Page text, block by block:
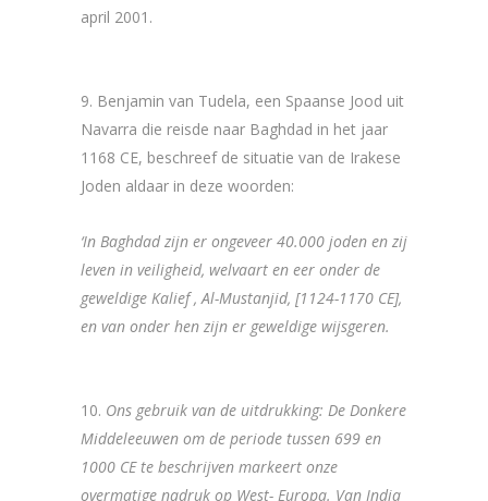
april 2001.
9. Benjamin van Tudela, een Spaanse Jood uit
Navarra die reisde naar Baghdad in het jaar
1168 CE, beschreef de situatie van de Irakese
Joden aldaar in deze woorden:
‘In Baghdad zijn er ongeveer 40.000 joden en zij
leven in veiligheid, welvaart en eer onder de
geweldige Kalief , Al-Mustanjid, [1124-1170 CE],
en van onder hen zijn er geweldige wijsgeren.
10. Ons gebruik van de uitdrukking: De Donkere
Middeleeuwen om de periode tussen 699 en
1000 CE te beschrijven markeert onze
overmatige nadruk op West- Europa. Van India